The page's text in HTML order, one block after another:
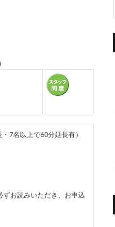
7名以上で60分延長有）
お読みいただき、お申込